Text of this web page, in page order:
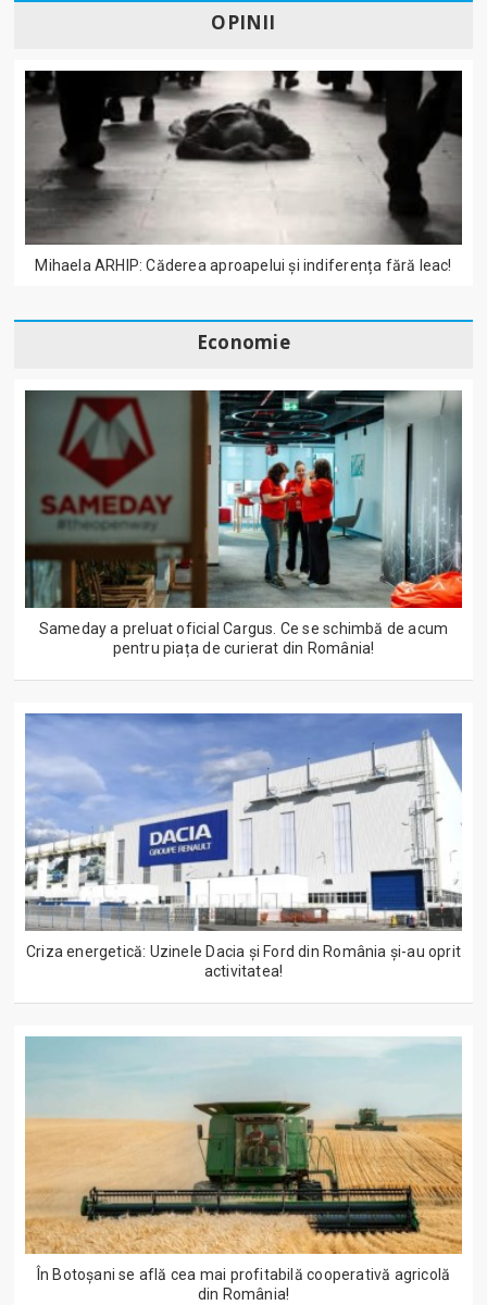
OPINII
Mihaela ARHIP: Căderea aproapelui și indiferența fără leac!
Economie
Sameday a preluat oficial Cargus. Ce se schimbă de acum
pentru piața de curierat din România!
Criza energetică: Uzinele Dacia și Ford din România și-au oprit
activitatea!
În Botoșani se află cea mai profitabilă cooperativă agricolă
din România!